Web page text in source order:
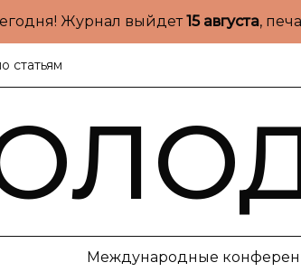
Журнал выйдет15 августа,
Международные